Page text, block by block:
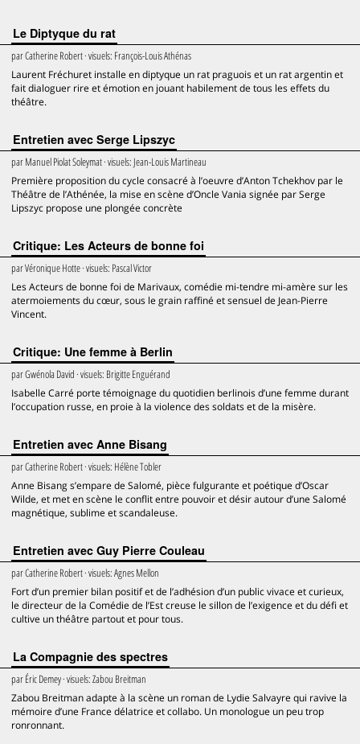
Le Diptyque du rat
parCatherine Robert· visuels: François-Louis Athénas
Laurent Fréchuret installe en diptyque un rat praguois et un rat argentin et
fait dialoguer rire et émotion en jouant habilement de tous les effets du
théâtre.
Entretien avec Serge Lipszyc
parManuel Piolat Soleymat· visuels: Jean-Louis Martineau
Première proposition du cycle consacré à l’oeuvre d’Anton Tchekhov par le
Théâtre de l’Athénée, la mise en scène d’Oncle Vania signée par Serge
Lipszyc propose une plongée concrète
Critique: Les Acteurs de bonne foi
parVéronique Hotte· visuels: Pascal Victor
Les Acteurs de bonne foi de Marivaux, comédie mi-tendre mi-amère sur les
atermoiements du cœur, sous le grain raffiné et sensuel de Jean-Pierre
Vincent.
Critique: Une femme à Berlin
parGwénola David · visuels: Brigitte Enguérand
Isabelle Carré porte témoignage du quotidien berlinois d’une femme durant
l’occupation russe, en proie à la violence des soldats et de la misère.
Entretien avec Anne Bisang
parCatherine Robert· visuels: Hélène Tobler
Anne Bisang s’empare de Salomé, pièce fulgurante et poétique d’Oscar
Wilde, et met en scène le conflit entre pouvoir et désir autour d’une Salomé
magnétique, sublime et scandaleuse.
Entretien avec Guy Pierre Couleau
parCatherine Robert· visuels:Agnes Mellon
Fort d’un premier bilan positif et de l’adhésion d’un public vivace et curieux,
le directeur de la Comédie de l’Est creuse le sillon de l’exigence et du défi et
cultive un théâtre partout et pour tous.
La Compagnie des spectres
parÉric Demey· visuels:Zabou Breitman
Zabou Breitman adapte à la scène un roman de Lydie Salvayre qui ravive la
mémoire d’une France délatrice et collabo. Un monologue un peu trop
ronronnant.